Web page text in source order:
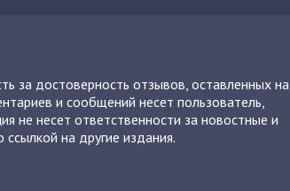
за достоверность отзывов, оставленных на
и сообщений несет пользователь,
не несет ответственности за новостные и
на другие издания.